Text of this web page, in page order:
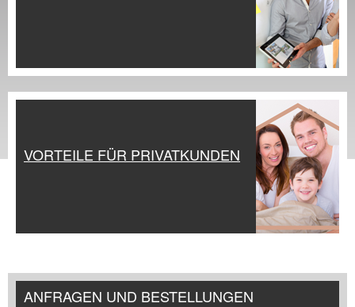
VORTEILE FÜR PRIVATKUNDEN
ANFRAGEN UND BESTELLUNGEN